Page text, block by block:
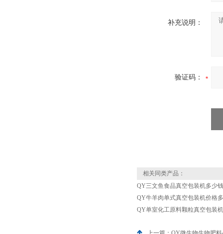
补充说明：
验证码：
相关同类产品：
QY三文鱼食品真空包装机多少钱
QY牛羊肉单式真空包装机价格
QY单室化工原料颗粒真空包装机